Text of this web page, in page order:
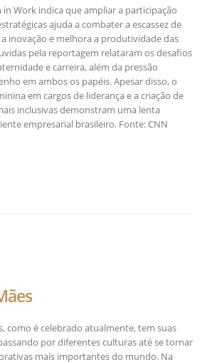
Work indica que ampliar a participação
ajuda a combater a escassez de
inovação e melhora a produtividade das
pela reportagem relataram os desafios
e carreira, além da pressão
em ambos os papéis. Apesar disso, o
em cargos de liderança e a criação de
inclusivas demonstram uma lenta
empresarial brasileiro. Fonte: CNN
como é celebrado atualmente, tem suas
por diferentes culturas até se tornar
mais importantes do mundo. Na